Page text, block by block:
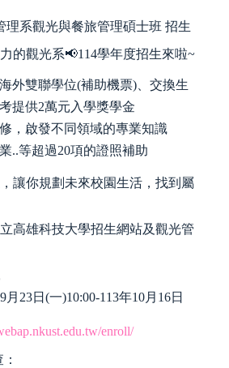
系觀光與餐旅管理碩士班 招生
的觀光系📢114學年度招生來啦~
外雙聯學位(補助機票)、交換生
提供2萬元入學獎學金
，啟發不同領域的專業知識
..等超過20項的證照補助
讓你規劃未來校園生活，找到屬
高雄科技大學招生網站及觀光管
23日(一)10:00-113年10月16日
enroll/